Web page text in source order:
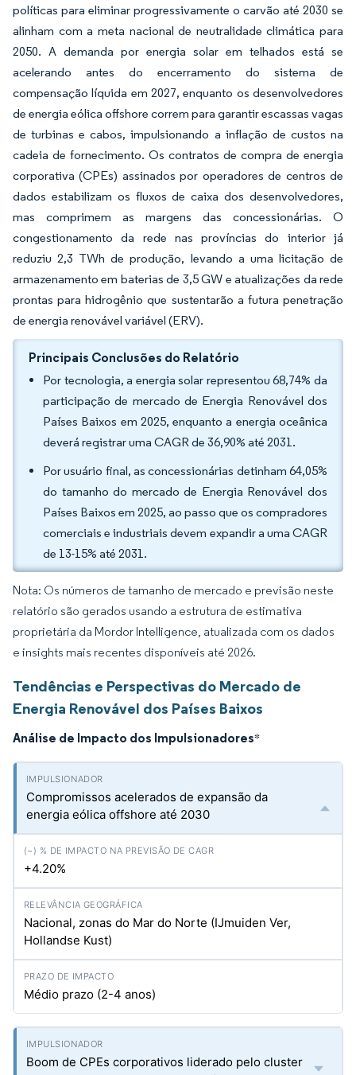
políticas para eliminar progressivamente o carvão até 2030 se
alinham com a meta nacional de neutralidade climática para
2050. A demanda por energia solar em telhados está se
acelerando antes do encerramento do sistema de
compensação líquida em 2027, enquanto os desenvolvedores
de energia eólica offshore correm para garantir escassas vagas
de turbinas e cabos, impulsionando a inflação de custos na
cadeia de fornecimento. Os contratos de compra de energia
corporativa (CPEs) assinados por operadores de centros de
dados estabilizam os fluxos de caixa dos desenvolvedores,
mas comprimem as margens das concessionárias. O
congestionamento da rede nas províncias do interior já
reduziu 2,3 TWh de produção, levando a uma licitação de
armazenamento em baterias de 3,5 GW e atualizações da rede
prontas para hidrogênio que sustentarão a futura penetração
de energia renovável variável (ERV).
Principais Conclusões do Relatório
Por tecnologia, a energia solar representou 68,74% da
participação de mercado de Energia Renovável dos
Países Baixos em 2025, enquanto a energia oceânica
deverá registrar uma CAGR de 36,90% até 2031.
Por usuário final, as concessionárias detinham 64,05%
do tamanho do mercado de Energia Renovável dos
Países Baixos em 2025, ao passo que os compradores
comerciais e industriais devem expandir a uma CAGR
de 13-15% até 2031.
Nota: Os números de tamanho de mercado e previsão neste
relatório são gerados usando a estrutura de estimativa
proprietária da Mordor Intelligence, atualizada com os dados
e insights mais recentes disponíveis até 2026.
Tendências e Perspectivas do Mercado de
Energia Renovável dos Países Baixos
Análise de Impacto dos Impulsionadores*
Compromissos acelerados de expansão da
energia eólica offshore até 2030
+4.20%
Nacional, zonas do Mar do Norte (IJmuiden Ver,
Hollandse Kust)
Médio prazo (2-4 anos)
Boom de CPEs corporativos liderado pelo cluster